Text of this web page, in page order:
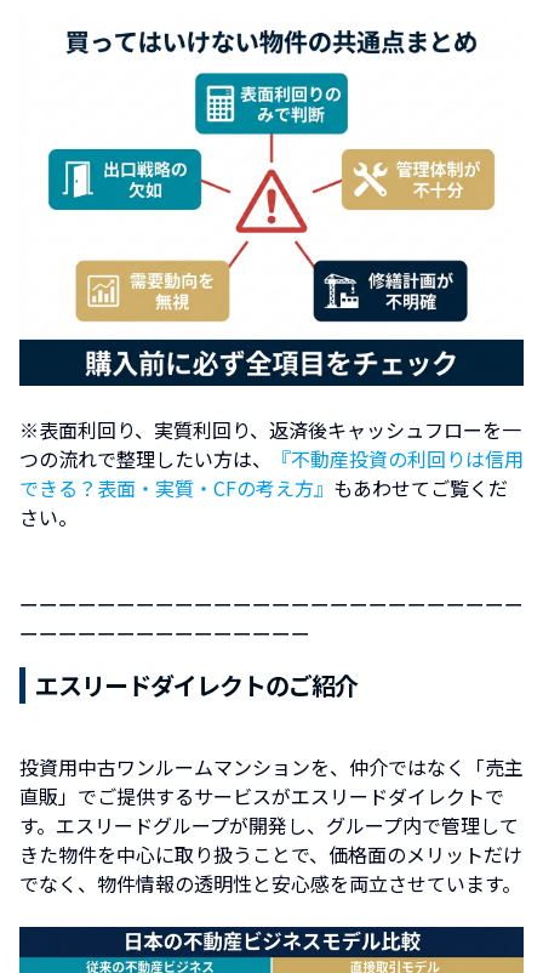
※表面利回り、実質利回り、返済後キャッシュフローを一
つの流れで整理したい方は、
『不動産投資の利回りは信用
できる？表面・実質・CFの考え方』 もあわせてご覧くだ
さい。
ーーーーーーーーーーーーーーーーーーーーーーーーーー
ーーーーーーーーーーーーーーー
エスリードダイレクトのご紹介
投資用中古ワンルームマンションを、仲介ではなく「売主
直販」でご提供するサービスがエスリードダイレクトで
す。エスリードグループが開発し、グループ内で管理して
きた物件を中心に取り扱うことで、価格面のメリットだけ
でなく、物件情報の透明性と安心感を両立させています。